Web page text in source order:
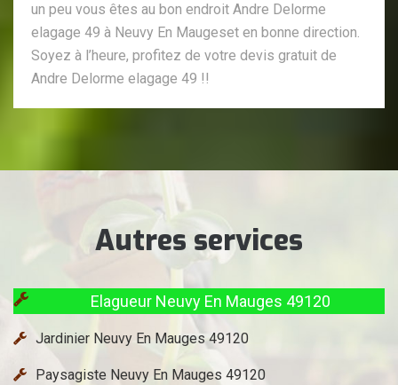
un peu vous êtes au bon endroit Andre Delorme
elagage 49 à Neuvy En Maugeset en bonne direction.
Soyez à l’heure, profitez de votre devis gratuit de
Andre Delorme elagage 49 !!
Autres services
Elagueur Neuvy En Mauges 49120
Jardinier Neuvy En Mauges 49120
Paysagiste Neuvy En Mauges 49120